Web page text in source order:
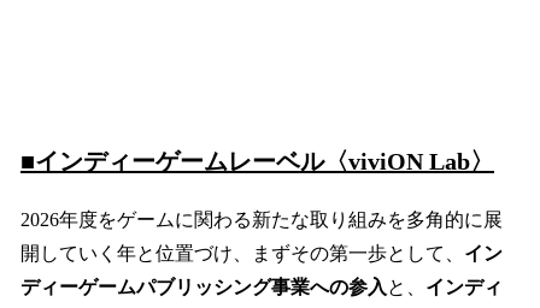
■インディーゲームレーベル〈viviON Lab〉
2026年度をゲームに関わる新たな取り組みを多角的に展
開していく年と位置づけ、まずその第一歩として、 イン
ディーゲームパブリッシング事業への参入 と、 インディ